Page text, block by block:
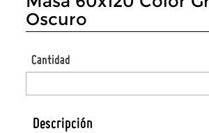
Oscuro
Cantidad
Descripción